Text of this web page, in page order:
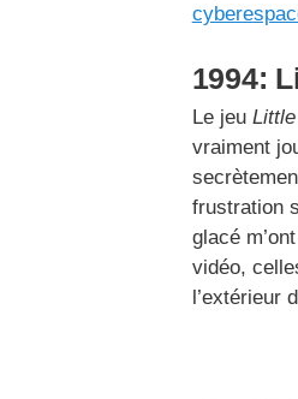
1994:
Le jeu
vraiment
frustration
glacé
vidéo,
l’extérieur